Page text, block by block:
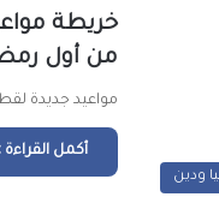
خريطة
من أول
مواعيد جديدة
أكمل القراءة
ودين